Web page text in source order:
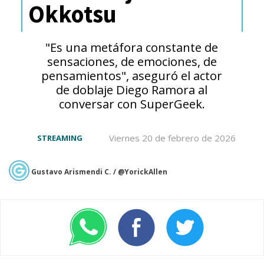
creación, en homenaje a la
amistad, de la mente de Hayao
Miyazaki", este avance resume la
historia de la película.
Un joven llamado 'Mahito',
madre, se aventura en un
vivos y los muertos. Allí, la
muerte llega a su fin y la vida
Okkotsu
"Es una metáfora constante de
sensaciones, de emociones, de
pensamientos", aseguró el actor
de doblaje Diego Ramora al
conversar con SuperGeek.
Viernes 20 de febrero de 2026
STREAMING
Gustavo Arismendi C. / @YorickAllen